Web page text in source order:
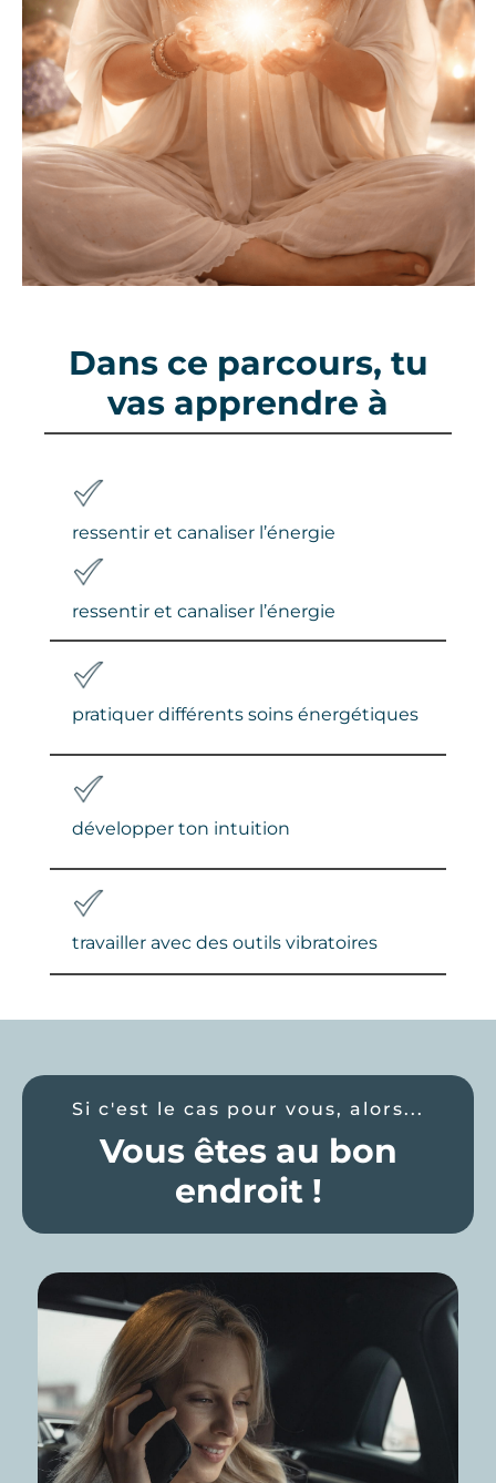
Dans ce parcours, tu
vas apprendre à
ressentir et canaliser l’énergie
ressentir et canaliser l’énergie
pratiquer différents soins énergétiques
développer ton intuition
travailler avec des outils vibratoires
Si c'est le cas pour vous, alors...
Vous êtes au bon
endroit !